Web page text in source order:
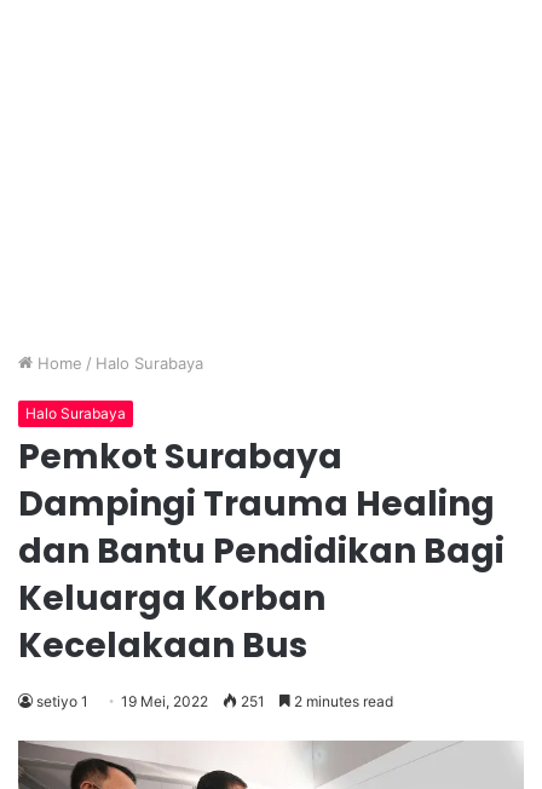
Home / Halo Surabaya
Halo Surabaya
Pemkot Surabaya
Dampingi Trauma Healing
dan Bantu Pendidikan Bagi
Keluarga Korban
Kecelakaan Bus
setiyo 1 19 Mei, 2022 251 2 minutes read